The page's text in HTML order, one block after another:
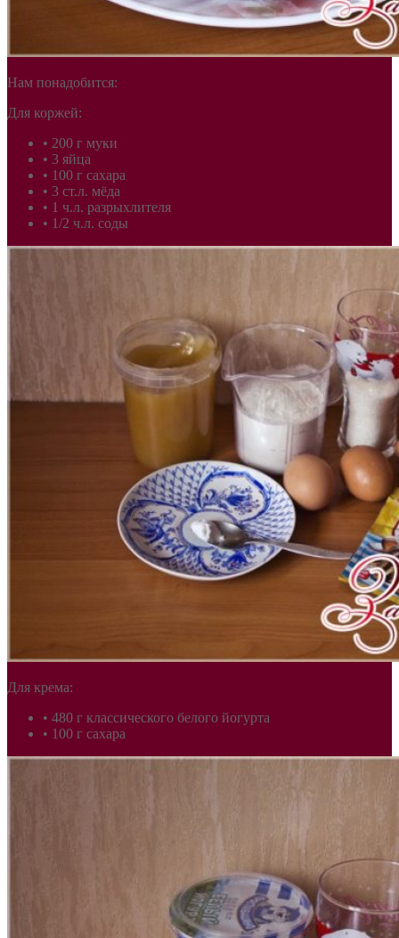
Нам понадобится:
Для коржей:
• 200 г муки
• 3 яйца
• 100 г сахара
• 3 ст.л. мёда
• 1 ч.л. разрыхлителя
• 1/2 ч.л. соды
Для крема:
• 480 г классического белого йогурта
• 100 г сахара